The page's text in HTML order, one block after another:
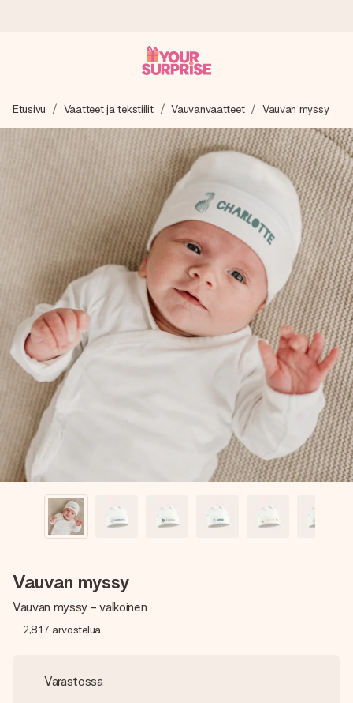
Valmistamme lahjasi huolella ja lähetämme sen hetkessä,
jotta voit antaa sen juuri oikeaan aikaan, kun sillä on eniten
merkitystä.
4,8 (+15 000 arvostelun perusteella)
Lahjamme inspiroivat. Asiakkaiden arvosana on 4,8 Google
Reviewsissä.
Ilmainen tervehdyskortti
Tilaa tänään – personoitu lahja valmistuu ja lähtee matkaan
nopeammin kuin ehdit sanoa “yllätys!”
Etusivu Vaatteet ja tekstiilit Vauvanvaatteet Vauvan myssy
Vauvan myssy
Vauvan myssy - valkoinen
2,817 arvostelua
Varastossa